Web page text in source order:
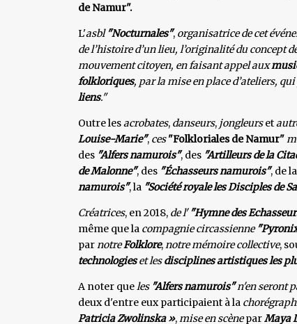
de Namur".
L'asbl "Nocturnales", organisatrice de cet
de l’histoire d’un lieu, l’originalité du concept
mouvement citoyen, en faisant appel aux
folkloriques, par la mise en place d’ateliers,
liens."
Outre lesacrobates, danseurs, jongleurset
Louise-Marie", ces "Folkloriales de Namur"
des "Alfers namurois", des "Artilleurs de la
de Malonne", des "Échasseurs namurois", de la
namurois", la "Société royale les Disciples de
Créatrices, en 2018, de l' "Hymne des
même que la compagnie circassienne
parnotreFolklore,notre mémoire collective,
technologies et les disciplines artistiques les
A noter queles "Alfers namurois"n'en seront
deux d'entre eux participaient à la
Patricia Zwolinska »,mise en scèneparMaya